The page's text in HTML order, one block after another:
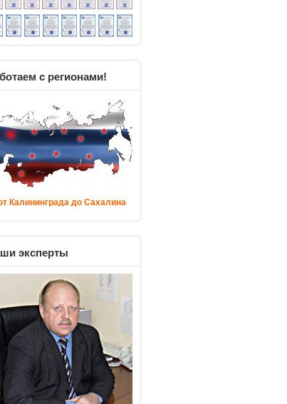
с регионами!
Калининграда до Сахалина
эксперты